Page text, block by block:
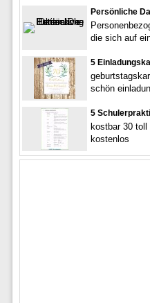
Persönliche
die sich auf
5
schön
5
kostbar 30
kostenlos